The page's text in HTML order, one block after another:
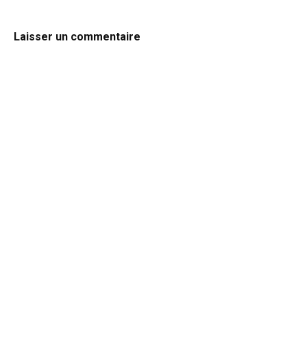
Laisser un commentaire